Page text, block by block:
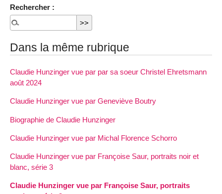
Rechercher :
Dans la même rubrique
Claudie Hunzinger vue par par sa soeur Christel Ehretsmann
août 2024
Claudie Hunzinger vue par Geneviève Boutry
Biographie de Claudie Hunzinger
Claudie Hunzinger vue par Michal Florence Schorro
Claudie Hunzinger vue par Françoise Saur, portraits noir et
blanc, série 3
Claudie Hunzinger vue par Françoise Saur, portraits